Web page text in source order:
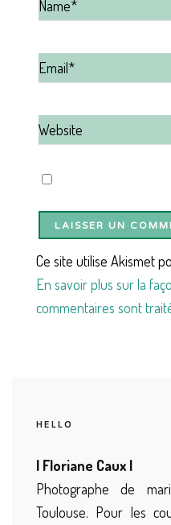
Ce site utilise Akismet
En savoir plus sur la
commentaires sont
HELLO
| Floriane Caux |
Photographe de
Toulouse. Pour les